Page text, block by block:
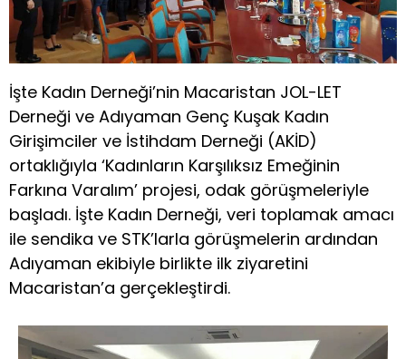
İşte Kadın Derneği’nin Macaristan JOL-LET
Derneği ve Adıyaman Genç Kuşak Kadın
Girişimciler ve İstihdam Derneği (AKİD)
ortaklığıyla ‘Kadınların Karşılıksız Emeğinin
Farkına Varalım’ projesi, odak görüşmeleriyle
başladı. İşte Kadın Derneği, veri toplamak amacı
ile sendika ve STK’larla görüşmelerin ardından
Adıyaman ekibiyle birlikte ilk ziyaretini
Macaristan’a gerçekleştirdi.